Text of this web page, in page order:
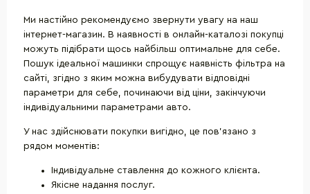
Ми настійно рекомендуємо звернути увагу на наш
інтернет-магазин. В наявності в онлайн-каталозі покупці
можуть підібрати щось найбільш оптимальне для себе.
Пошук ідеальної машинки спрощує наявність фільтра на
сайті, згідно з яким можна вибудувати відповідні
параметри для себе, починаючи від ціни, закінчуючи
індивідуальними параметрами авто.
У нас здійснювати покупки вигідно, це пов'язано з
рядом моментів:
Індивідуальне ставлення до кожного клієнта.
Якісне надання послуг.